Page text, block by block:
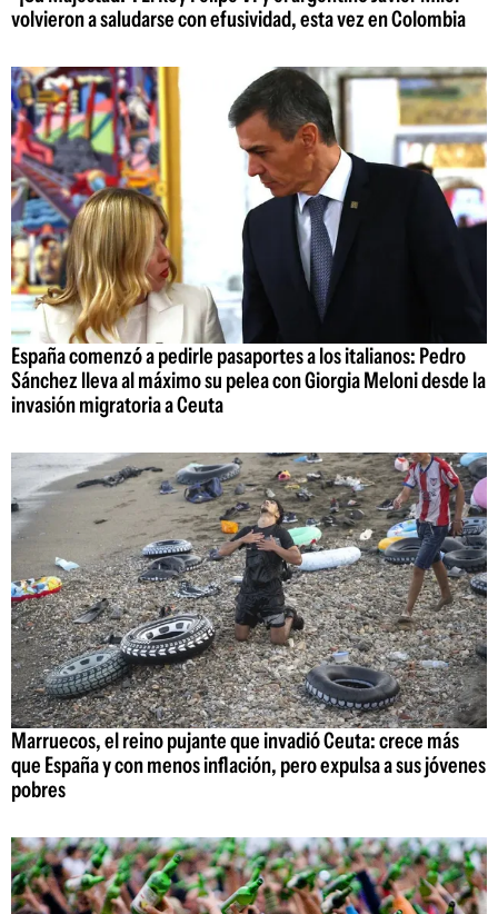
volvieron a saludarse con efusividad, esta vez en Colombia
España comenzó a pedirle pasaportes a los italianos: Pedro
Sánchez lleva al máximo su pelea con Giorgia Meloni desde la
invasión migratoria a Ceuta
Marruecos, el reino pujante que invadió Ceuta: crece más
que España y con menos inflación, pero expulsa a sus jóvenes
pobres